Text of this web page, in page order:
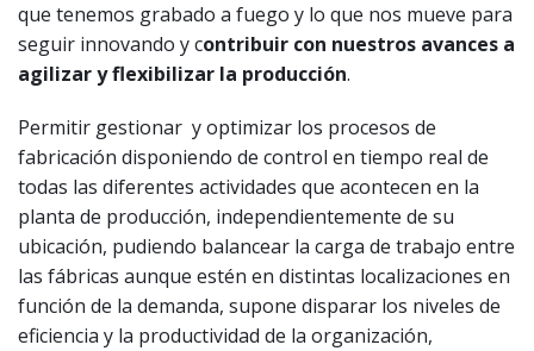
que tenemos grabado a fuego y lo que nos mueve para
seguir innovando y contribuir con nuestros avances a
agilizar y flexibilizar la producción.
Permitir gestionar y optimizar los procesos de
fabricación disponiendo de control en tiempo real de
todas las diferentes actividades que acontecen en la
planta de producción, independientemente de su
ubicación, pudiendo balancear la carga de trabajo entre
las fábricas aunque estén en distintas localizaciones en
función de la demanda, supone disparar los niveles de
eficiencia y la productividad de la organización,